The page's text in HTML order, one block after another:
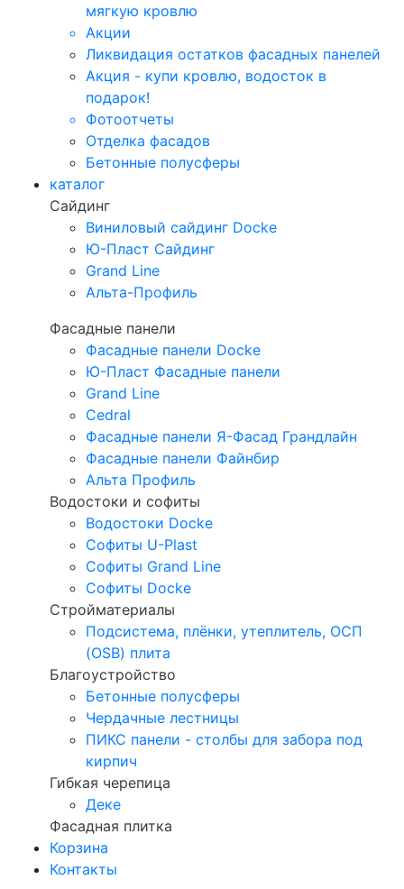
мягкую кровлю
Акции
Ликвидация остатков фасадных панелей
Акция - купи кровлю, водосток в
подарок!
Фотоотчеты
Отделка фасадов
Бетонные полусферы
каталог
Сайдинг
Виниловый сайдинг Docke
Ю-Пласт Сайдинг
Grand Line
Альта-Профиль
Фасадные панели
Фасадные панели Docke
Ю-Пласт Фасадные панели
Grand Line
Cedral
Фасадные панели Я-Фасад Грандлайн
Фасадные панели Файнбир
Альта Профиль
Водостоки и софиты
Водостоки Docke
Софиты U-Plast
Софиты Grand Line
Софиты Docke
Стройматериалы
Подсистема, плёнки, утеплитель, ОСП
(OSB) плита
Благоустройство
Бетонные полусферы
Чердачные лестницы
ПИКС панели - столбы для забора под
кирпич
Гибкая черепица
Деке
Фасадная плитка
Корзина
Контакты